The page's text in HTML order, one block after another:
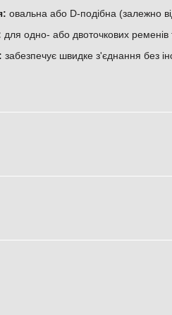
овальна або D-подібна (залежно
для одно- або двоточкових ременів
забезпечує швидке з'єднання без